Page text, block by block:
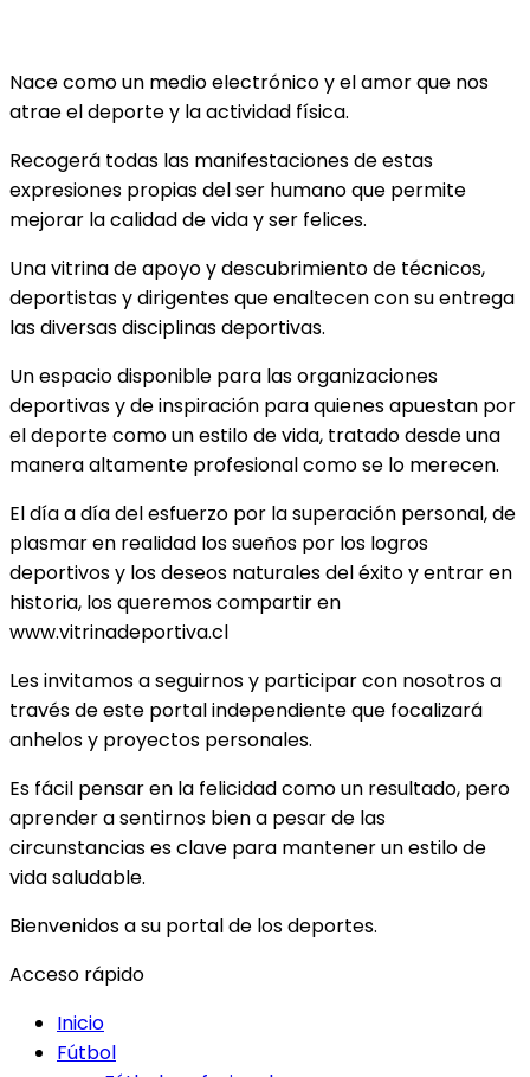
Nace como un medio electrónico y el amor que nos
atrae el deporte y la actividad física.
Recogerá todas las manifestaciones de estas
expresiones propias del ser humano que permite
mejorar la calidad de vida y ser felices.
Una vitrina de apoyo y descubrimiento de técnicos,
deportistas y dirigentes que enaltecen con su entrega
las diversas disciplinas deportivas.
Un espacio disponible para las organizaciones
deportivas y de inspiración para quienes apuestan por
el deporte como un estilo de vida, tratado desde una
manera altamente profesional como se lo merecen.
El día a día del esfuerzo por la superación personal, de
plasmar en realidad los sueños por los logros
deportivos y los deseos naturales del éxito y entrar en
historia, los queremos compartir en
www.vitrinadeportiva.cl
Les invitamos a seguirnos y participar con nosotros a
través de este portal independiente que focalizará
anhelos y proyectos personales.
Es fácil pensar en la felicidad como un resultado, pero
aprender a sentirnos bien a pesar de las
circunstancias es clave para mantener un estilo de
vida saludable.
Bienvenidos a su portal de los deportes.
Acceso rápido
Inicio
Fútbol